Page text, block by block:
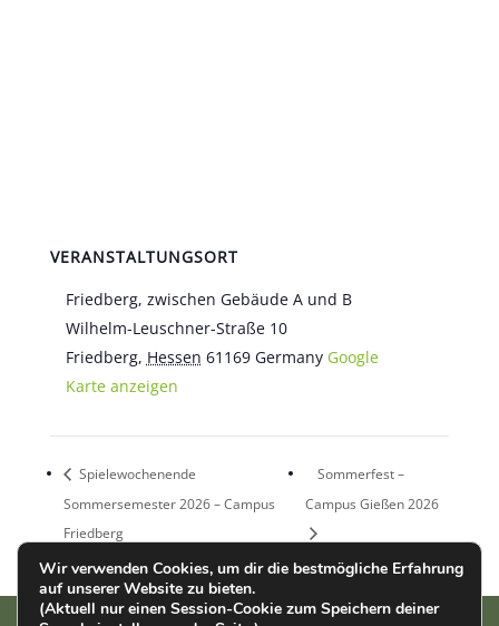
VERANSTALTUNGSORT
Friedberg, zwischen Gebäude A und B
Wilhelm-Leuschner-Straße 10
Friedberg, Hessen 61169 Germany Google
Karte anzeigen
Spielewochenende
Sommersemester 2026 – Campus
Friedberg
Sommerfest –
Campus Gießen 2026
Wir verwenden Cookies, um dir die bestmögliche Erfahrung
auf unserer Website zu bieten.
(Aktuell nur einen Session-Cookie zum Speichern deiner